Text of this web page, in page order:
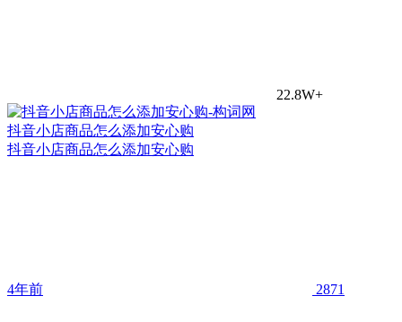
22.8W+
抖音小店商品怎么添加安心购
抖音小店商品怎么添加安心购
4年前 2871